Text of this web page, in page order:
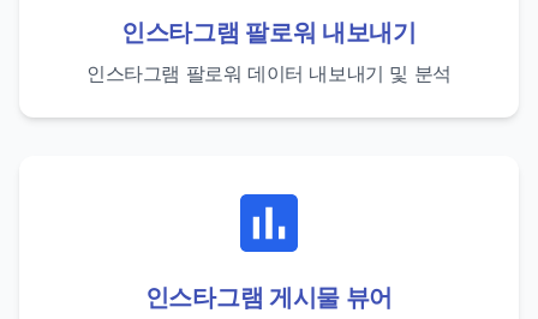
인스타그램 팔로워 내보내기
인스타그램 팔로워 데이터 내보내기 및 분석
인스타그램 게시물 뷰어